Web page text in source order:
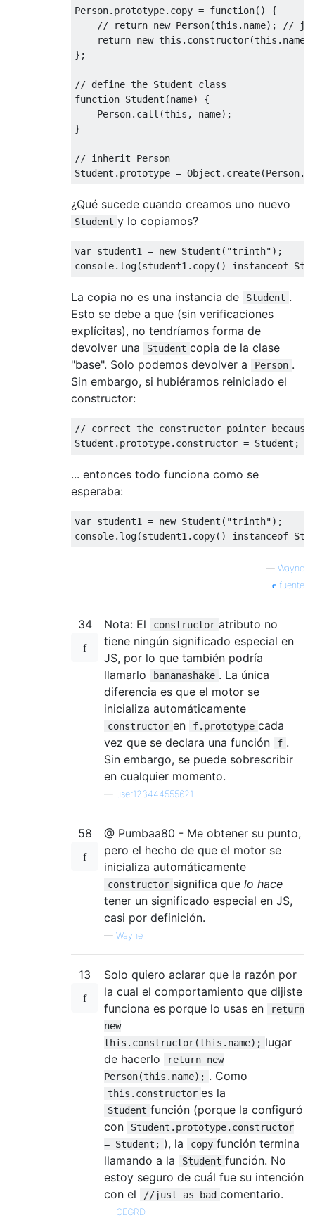
Person. prototype. copy = function()
{
// return new Person(this.name); //
return new this . constructor(this . name
};
// define the Student class
function Student (name)
{
Person. call (this , name);
}
// inherit Person
Student . prototype = Object . create(Person.
¿Qué sucede cuando creamos uno nuevo
Student y lo copiamos?
var student1 = new Student ( "trinth");
console. log(student1 . copy() instanceof
La copia no es una instancia de Student .
Esto se debe a que (sin verificaciones
explícitas), no tendríamos forma de
devolver una
Student copia de la clase
"base". Solo podemos devolver a
Person .
Sin embargo, si hubiéramos reiniciado el
constructor:
// correct the constructor pointer
Student . prototype. constructor = Student ;
... entonces todo funciona como se
esperaba:
var student1 = new Student ( "trinth");
console. log(student1 . copy() instanceof
— Wayne
fuente
34 Nota: El constructor atributo no
tiene ningún significado especial en
JS, por lo que también podría
llamarlo
bananashake . La única
diferencia es que el motor se
inicializa automáticamente
constructor en f.prototype cada
vez que se declara una función
f .
Sin embargo, se puede sobrescribir
en cualquier momento.
user123444555621
58
@ Pumbaa80 - Me obtener su punto,
pero el hecho de que el motor se
inicializa automáticamente
constructor significa que lo hace
tener un significado especial en JS,
casi por definición.
— Wayne
13
Solo quiero aclarar que la razón por
la cual el comportamiento que dijiste
funciona es porque lo usas en
return
new
this.constructor(this.name); lugar
de hacerlo
return new
Person(this.name); . Como
this.constructor es la
Student función (porque la configuró
con
Student.prototype.constructor
= Student; ), la copy función termina
llamando a la
Student función. No
estoy seguro de cuál fue su intención
con el
//just as bad comentario.
— CEGRD